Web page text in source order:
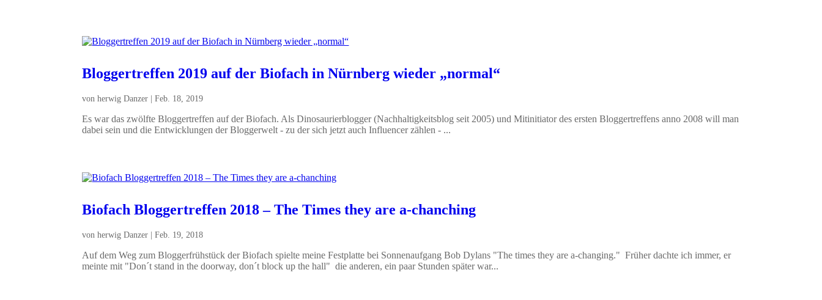
Bloggertreffen 2019 auf der Biofach in Nürnberg wieder „normal“
vonherwig Danzer |Feb. 18, 2019
Es war das zwölfte Bloggertreffen auf der Biofach. Als Dinosaurierblogger (Nachhaltigkeitsblog seit 2005) und Mitinitiator des ersten Bloggertreffens anno 2008 will man
dabei sein und die Entwicklungen der Bloggerwelt - zu der sich jetzt auch Influencer zählen - ...
Biofach Bloggertreffen 2018 – The Times they are a-chanching
vonherwig Danzer |Feb. 19, 2018
Auf dem Weg zum Bloggerfrühstück der Biofach spielte meine Festplatte bei Sonnenaufgang Bob Dylans "The times they are a-changing." Früher dachte ich immer, er
meinte mit "Don´t stand in the doorway, don´t block up the hall" die anderen, ein paar Stunden später war...